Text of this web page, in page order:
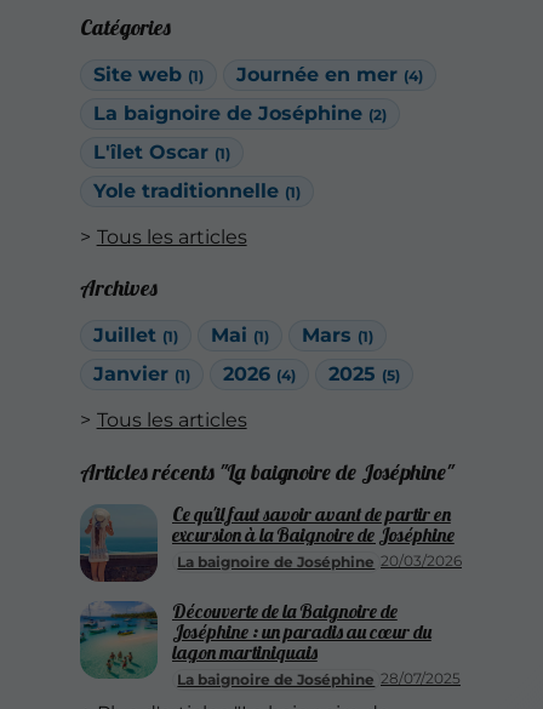
Catégories
Site web (1) Journée en mer (4)
La baignoire de Joséphine (2)
L'îlet Oscar (1)
Yole traditionnelle (1)
Tous les articles
Archives
Juillet (1) Mai (1) Mars (1)
Janvier (1) 2026 (4) 2025 (5)
Tous les articles
Articles récents "La baignoire de Joséphine"
La baignoire de Joséphine 20/03/2026
Ce qu'il faut savoir avant de partir en
excursion à la Baignoire de Joséphine
La baignoire de Joséphine 28/07/2025
Découverte de la Baignoire de
Joséphine : un paradis au cœur du
lagon martiniquais